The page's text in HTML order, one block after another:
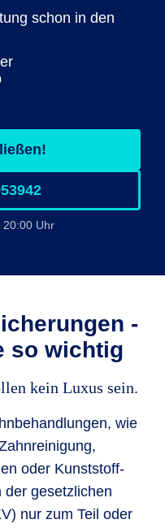
schon in den
20:00 Uhr
-
so wichtig
kein Luxus sein.
wie
oder Kunststoff-
der gesetzlichen
nur zum Teil oder